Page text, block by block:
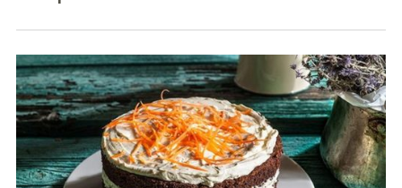
Διασκέδαση
Εκπαίδευση
Βάπτιση
Οργάνωση
Βάπτισης